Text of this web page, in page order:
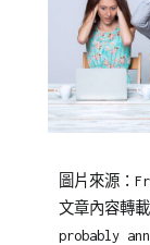
Posted
on
Posted
Tagged
圖片來源：
文章內容轉載
probably